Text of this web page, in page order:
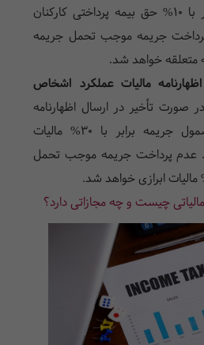
مشمول جریمه برابر با ۱۰% حق بیمه پرداختی کارکنان
جریمه موجب تحمل جریمه
اظهارنامه مالیات عملکرد اشخاص
در صورت تأخیر در ارسال اظهارنامه
مالیات عملکرد، مشمول جریمه برابر با ۳۰% مالیات
عدم پرداخت جریمه موجب تحمل
چیست و چه مجازاتی دارد؟